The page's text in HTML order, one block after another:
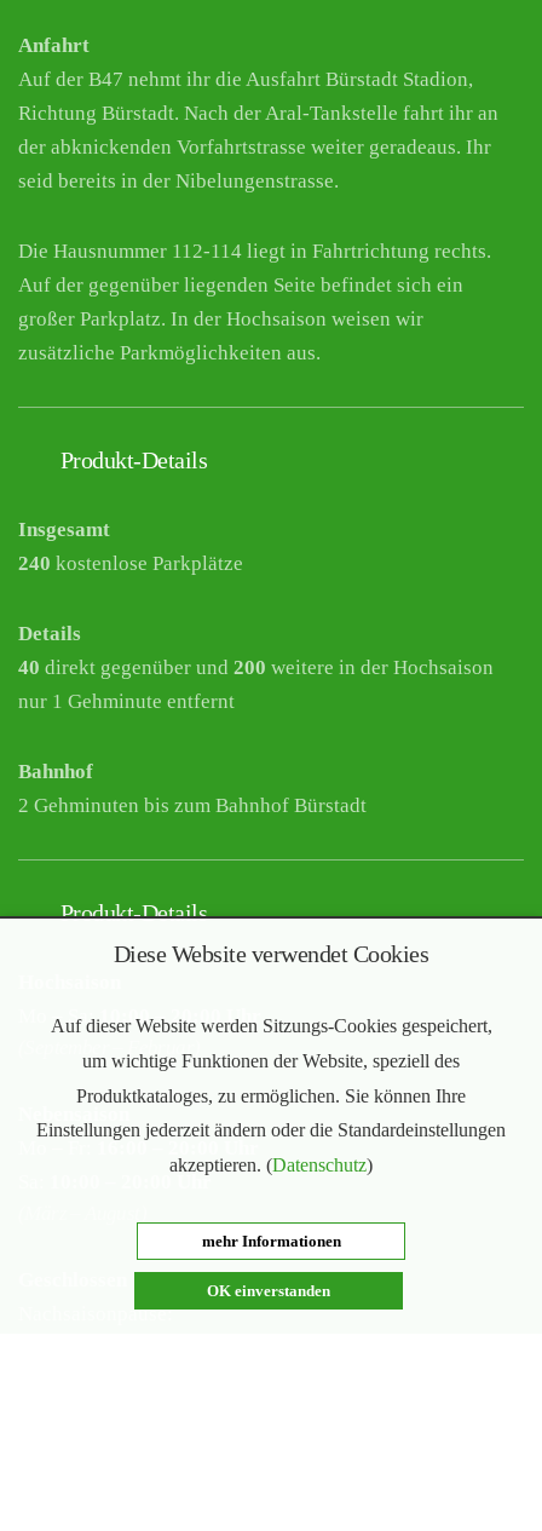
Anfahrt
Auf der B47 nehmt ihr die Ausfahrt Bürstadt Stadion,
Richtung Bürstadt. Nach der Aral-Tankstelle fahrt ihr an
der abknickenden Vorfahrtstrasse weiter geradeaus. Ihr
seid bereits in der Nibelungenstrasse.
Die Hausnummer 112-114 liegt in Fahrtrichtung rechts.
Auf der gegenüber liegenden Seite befindet sich ein
großer Parkplatz. In der Hochsaison weisen wir
zusätzliche Parkmöglichkeiten aus.
Produkt-Details
Insgesamt
240 kostenlose Parkplätze
Details
40 direkt gegenüber und 200 weitere in der Hochsaison
nur 1 Gehminute entfernt
Bahnhof
2 Gehminuten bis zum Bahnhof Bürstadt
Produkt-Details
Mo – Sa: 10:00 – 20:00 Uhr
16:00 – 20:00 Uhr
10:00 – 20:00 Uhr
Nachsaisonpause:
Diese Website verwendet Cookies
Auf dieser Website werden Sitzungs-Cookies gespeichert,
um wichtige Funktionen der Website, speziell des
Produktkataloges, zu ermöglichen. Sie können Ihre
Einstellungen jederzeit ändern oder die Standardeinstellungen
akzeptieren. (Datenschutz)
mehr Informationen
OK einverstanden